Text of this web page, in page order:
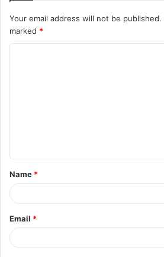
Your email address will not be published.
marked *
t
*
Name *
Email *